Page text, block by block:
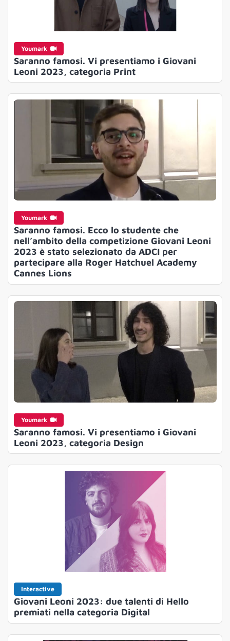
Youmark
Saranno famosi. Vi presentiamo i Giovani
Leoni 2023, categoria Print
Youmark
Saranno famosi. Ecco lo studente che
nell’ambito della competizione Giovani Leoni
2023 è stato selezionato da ADCI per
partecipare alla Roger Hatchuel Academy
Cannes Lions
Youmark
Saranno famosi. Vi presentiamo i Giovani
Leoni 2023, categoria Design
Interactive
Giovani Leoni 2023: due talenti di Hello
premiati nella categoria Digital